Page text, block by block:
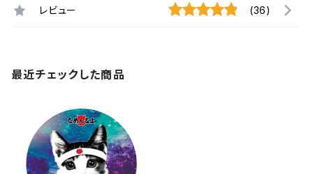
レビュー (36)
最近チェックした商品